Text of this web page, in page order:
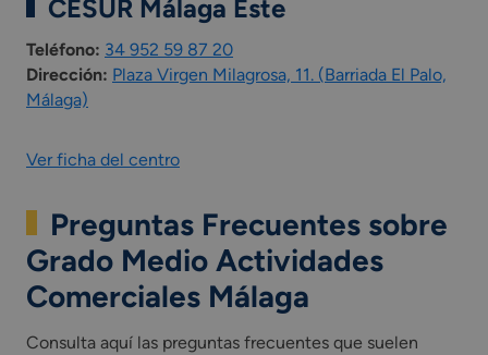
Comunidad Autónoma).
Incluye una fase de Formación en empresa u
organismo equiparado como parte integrada del
currículo del ciclo formativo.
pueden variar según la comunidad autónoma.
CESUR Málaga Este
Teléfono: 34 952 59 87 20
Dirección: Plaza Virgen Milagrosa, 11. (Barriada El Palo,
Málaga)
Ver ficha del centro
Preguntas Frecuentes sobre
Grado Medio Actividades
Comerciales Málaga
Consulta aquí las preguntas frecuentes que suelen